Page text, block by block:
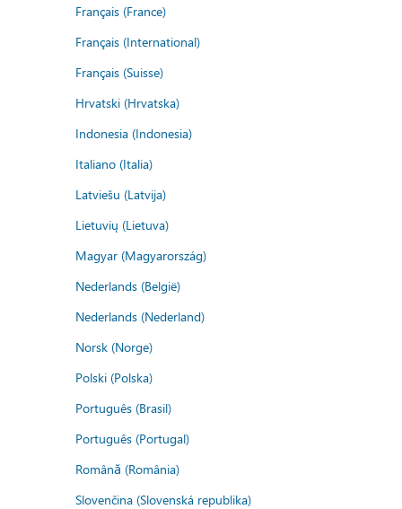
Français (France)
Français (International)
Français (Suisse)
Hrvatski (Hrvatska)
Indonesia (Indonesia)
Italiano (Italia)
Latviešu (Latvija)
Lietuvių (Lietuva)
Magyar (Magyarország)
Nederlands (België)
Nederlands (Nederland)
Norsk (Norge)
Polski (Polska)
Português (Brasil)
Português (Portugal)
Română (România)
Slovenčina (Slovenská republika)